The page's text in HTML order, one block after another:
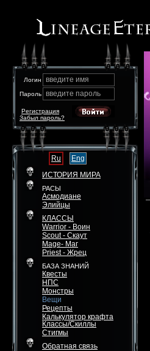
Логин введите имя
Пароль введите пароль
Забыл пароль?
Регистрация
Ru
Eng
ИСТОРИЯ МИРА
РАСЫ
Асмодиане
Элийцы
КЛАССЫ
Warrior - Воин
Scout - Скаут
Mage- Маг
Priest - Жрец
БАЗА ЗНАНИЙ
Квесты
НПС
Монстры
Вещи
Рецепты
Калькулятор крафта
Классы/Скиллы
Стигмы
Обратная связь